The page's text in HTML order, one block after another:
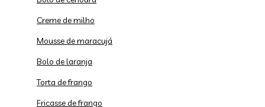
Creme de milho
Mousse de maracujá
Bolo de laranja
Torta de frango
Fricasse de frango